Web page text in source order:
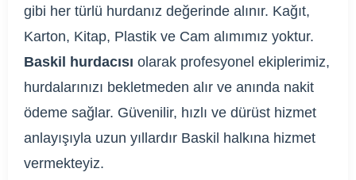
gibi her türlü hurdanız değerinde alınır. Kağıt,
Karton, Kitap, Plastik ve Cam alımımız yoktur.
Baskil hurdacısı olarak profesyonel ekiplerimiz,
hurdalarınızı bekletmeden alır ve anında nakit
ödeme sağlar. Güvenilir, hızlı ve dürüst hizmet
anlayışıyla uzun yıllardır Baskil halkına hizmet
vermekteyiz.